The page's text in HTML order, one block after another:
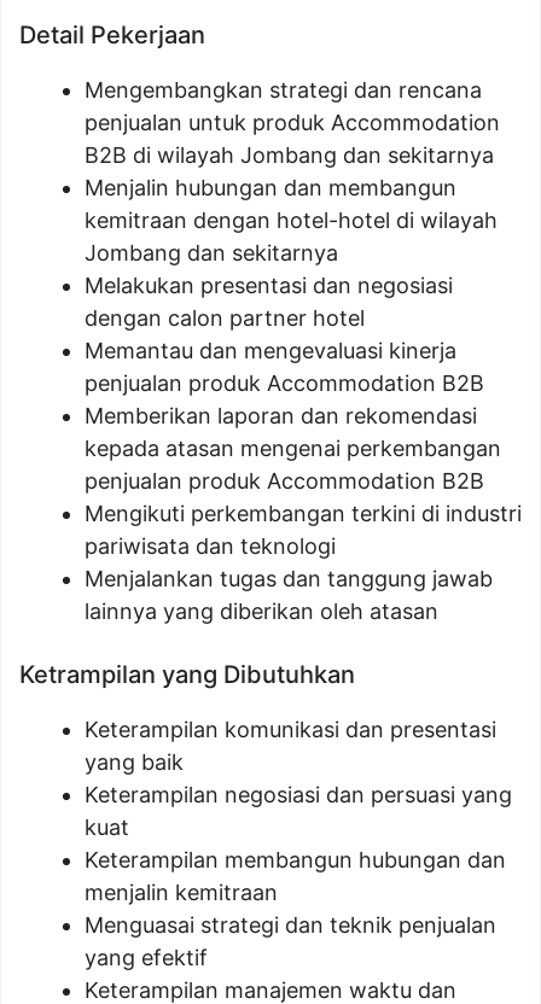
Detail Pekerjaan
Mengembangkan strategi dan rencana
penjualan untuk produk Accommodation
B2B di wilayah Jombang dan sekitarnya
Menjalin hubungan dan membangun
kemitraan dengan hotel-hotel di wilayah
Jombang dan sekitarnya
Melakukan presentasi dan negosiasi
dengan calon partner hotel
Memantau dan mengevaluasi kinerja
penjualan produk Accommodation B2B
Memberikan laporan dan rekomendasi
kepada atasan mengenai perkembangan
penjualan produk Accommodation B2B
Mengikuti perkembangan terkini di industri
pariwisata dan teknologi
Menjalankan tugas dan tanggung jawab
lainnya yang diberikan oleh atasan
Ketrampilan yang Dibutuhkan
Keterampilan komunikasi dan presentasi
yang baik
Keterampilan negosiasi dan persuasi yang
kuat
Keterampilan membangun hubungan dan
menjalin kemitraan
Menguasai strategi dan teknik penjualan
yang efektif
Keterampilan manajemen waktu dan